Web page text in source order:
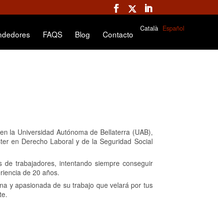
FAQS Blog Contacto
Català Español
la Universidad Autónoma de Bellaterra (UAB),
en Derecho Laboral y de la Seguridad Social
trabajadores, intentando siempre conseguir
de 20 años.
y apasionada de su trabajo que velará por tus